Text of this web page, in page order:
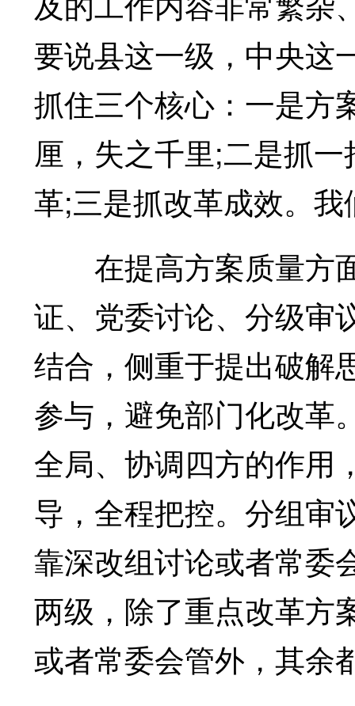
要说县这一级，中央这
抓住三个核心：一是方
厘，失之千里;二是抓
革;三是抓改革成效。
在提高方案质量方
证、党委讨论、分级审
结合，侧重于提出破解
参与，避免部门化改革
全局、协调四方的作用
导，全程把控。分组审
靠深改组讨论或者常委
两级，除了重点改革方
或者常委会管外，其余